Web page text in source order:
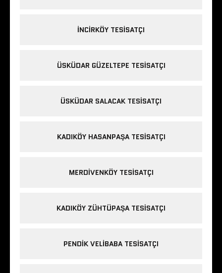
INCIRKÖY TESISATÇI
ÜSKÜDAR GÜZELTEPE TESISATÇI
ÜSKÜDAR SALACAK TESISATÇI
KADIKÖY HASANPAŞA TESISATÇI
MERDIVENKÖY TESISATÇI
KADIKÖY ZÜHTÜPAŞA TESISATÇI
PENDIK VELIBABA TESISATÇI